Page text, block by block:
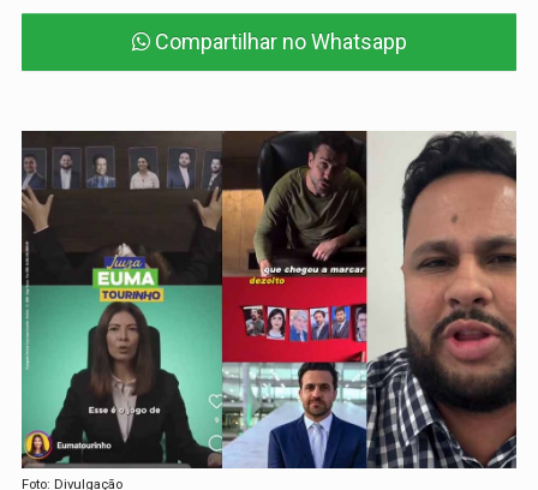
Compartilhar no Whatsapp
Foto: Divulgação